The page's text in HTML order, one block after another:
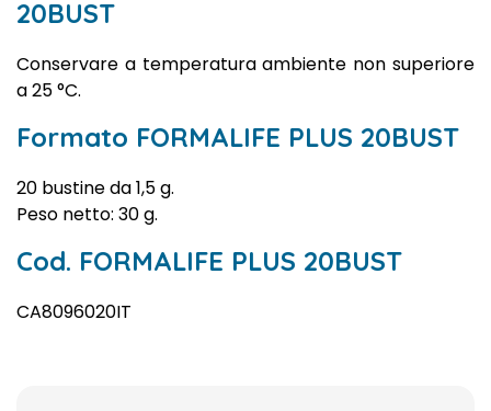
20BUST
Conservare a temperatura ambiente non superiore
a 25 °C.
Formato FORMALIFE PLUS 20BUST
20 bustine da 1,5 g.
Peso netto: 30 g.
Cod. FORMALIFE PLUS 20BUST
CA8096020IT